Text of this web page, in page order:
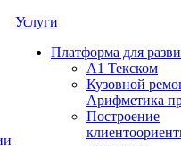
Услуги
Платформа для
А1 Текском
Кузовной
Арифметика
Построение